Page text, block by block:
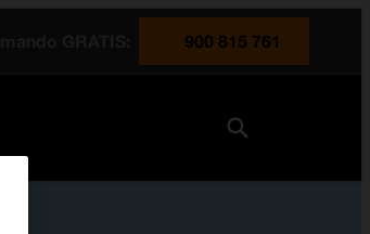
900 815 761